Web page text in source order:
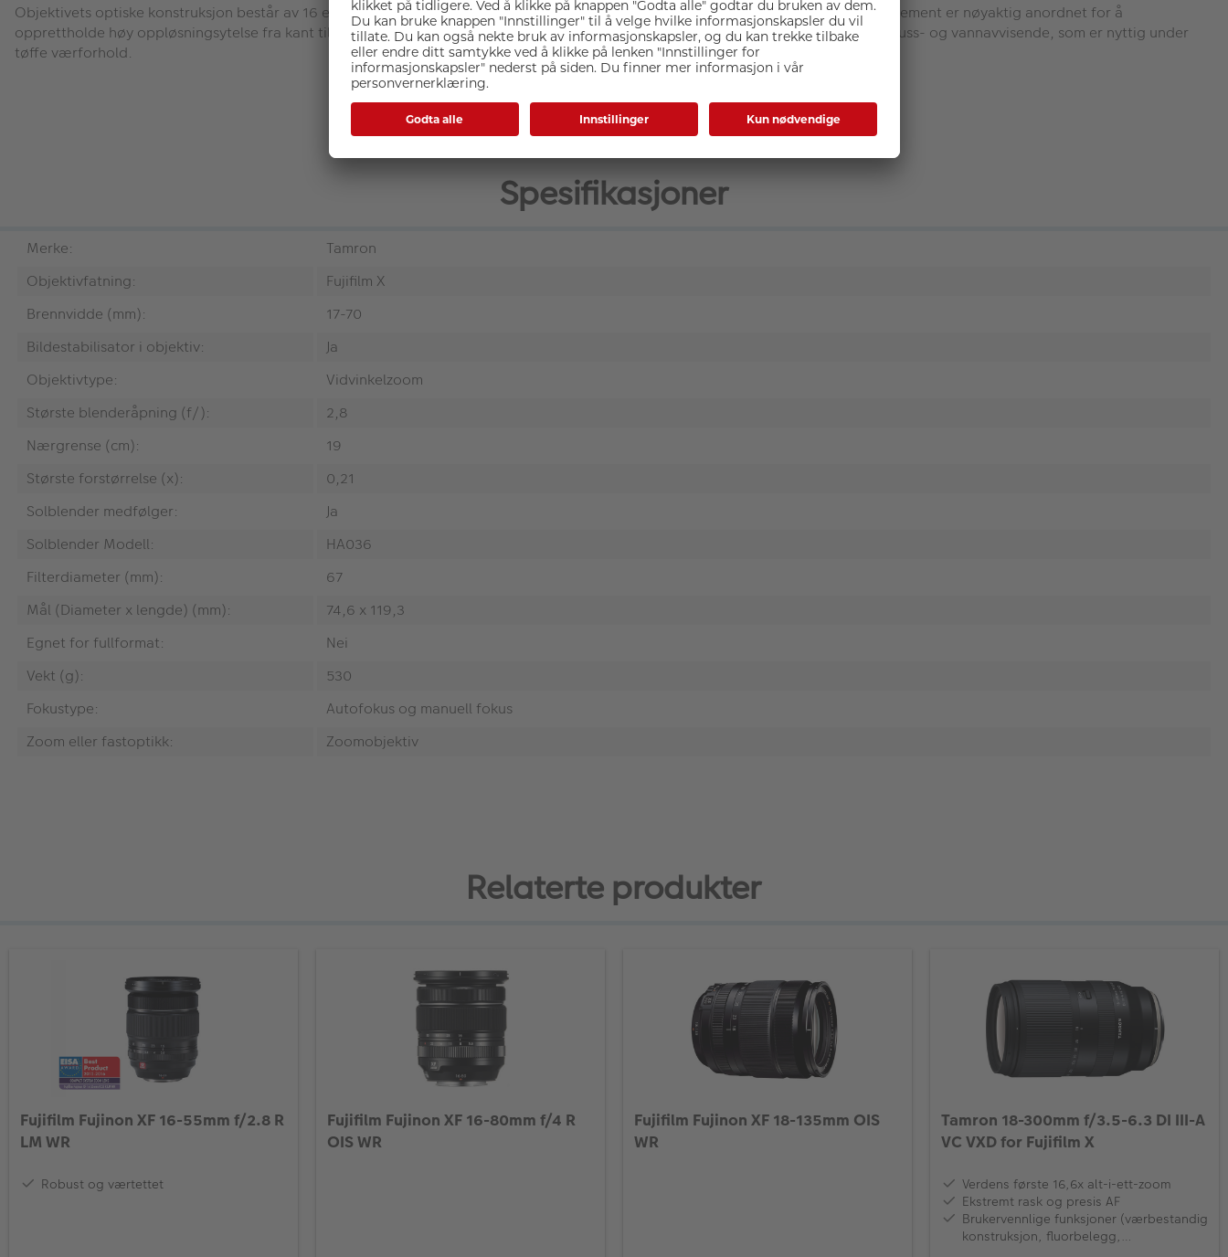
Objektivets optiske konstruksjon består av 16 elementer i 12 grupper. To GM (Glass Molded Aspherical) og ett hybrid asfærisk linseelement er nøyaktig anordnet for å
opprettholde høy oppløsningsytelse fra kant til kant. Objektivet har værsikret konstruksjon og fluor-coating som gjør frontlinsen smuss- og vannavvisende, som er nyttig under
tøffe værforhold.
Spesifikasjoner
Merke:
Tamron
Objektivfatning:
Fujifilm X
Brennvidde (mm):
17-70
Bildestabilisator i objektiv:
Ja
Objektivtype:
Vidvinkelzoom
Største blenderåpning (f/):
2,8
Nærgrense (cm):
19
Største forstørrelse (x):
0,21
Solblender medfølger:
Ja
Solblender Modell:
HA036
Filterdiameter (mm):
67
Mål (Diameter x lengde) (mm):
74,6 x 119,3
Egnet for fullformat:
Nei
Vekt (g):
530
Fokustype:
Autofokus og manuell fokus
Zoom eller fastoptikk:
Zoomobjektiv
Relaterte produkter
Fujifilm Fujinon XF 16-55mm f/2.8 R
LM WR
Robust og værtettet
Fujifilm Fujinon XF 16-80mm f/4 R
OIS WR
Fujifilm Fujinon XF 18-135mm OIS
WR
Tamron 18-300mm f/3.5-6.3 DI III-A
VC VXD for Fujifilm X
Verdens første 16,6x alt-i-ett-zoom
Ekstremt rask og presis AF
Brukervennlige funksjoner (værbestandig
konstruksjon, fluorbelegg,